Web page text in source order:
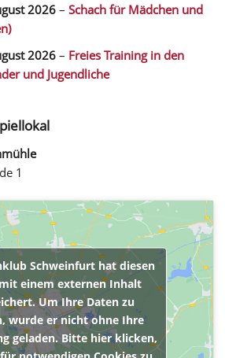
2026 – Schach für Mädchen und
2026 – Freies Training in den
und Jugendliche
1
Schweinfurt hat diesen
einem externen Inhalt
Um Ihre Daten zu
wurde er nicht ohne Ihre
geladen. Bitte hier klicken,